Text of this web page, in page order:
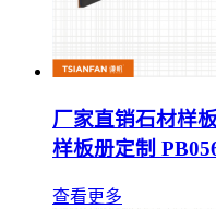
厂家直销石材样
样板册定制
查看更多